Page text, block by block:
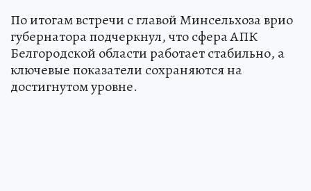
По итогам встречи с главой Минсельхоза врио
губернатора подчеркнул, что сфера АПК
Белгородской области работает стабильно, а
ключевые показатели сохраняются на
достигнутом уровне.